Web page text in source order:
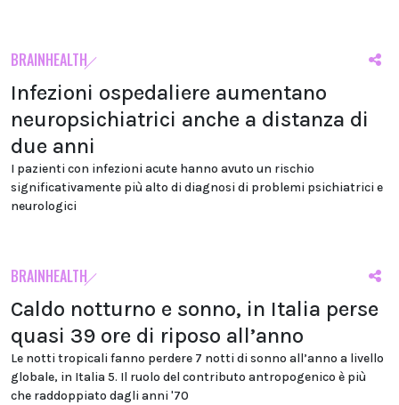
BRAINHEALTH
Infezioni ospedaliere aumentano
neuropsichiatrici anche a distanza di
due anni
I pazienti con infezioni acute hanno avuto un rischio
significativamente più alto di diagnosi di problemi psichiatrici e
neurologici
BRAINHEALTH
Caldo notturno e sonno, in Italia perse
quasi 39 ore di riposo all’anno
Le notti tropicali fanno perdere 7 notti di sonno all’anno a livello
globale, in Italia 5. Il ruolo del contributo antropogenico è più
che raddoppiato dagli anni '70